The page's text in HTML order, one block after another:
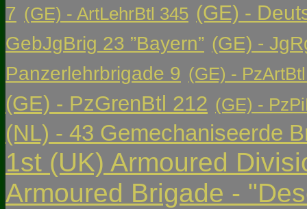
7 (GE) - ArtLehrBtl 345 (GE) -
GebJgBrig 23 ”Bayern” (GE) -
Panzerlehrbrigade 9 (GE) -
(GE) - PzGrenBtl 212 (GE) -
(NL) - 43 Gemechaniseerde
1st (UK) Armoured
Armoured Brigade -